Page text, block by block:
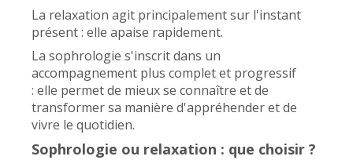
La relaxation agit principalement sur l'instant
présent : elle apaise rapidement.
La sophrologie s'inscrit dans un
accompagnement plus complet et progressif
: elle permet de mieux se connaître et de
transformer sa manière d'appréhender et de
vivre le quotidien.
Sophrologie ou relaxation : que choisir ?